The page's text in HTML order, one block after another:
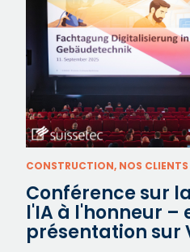
CONSTRUCTION, NOS CLIENTS
Conférence sur
l'IA à l'honneur –
présentation sur